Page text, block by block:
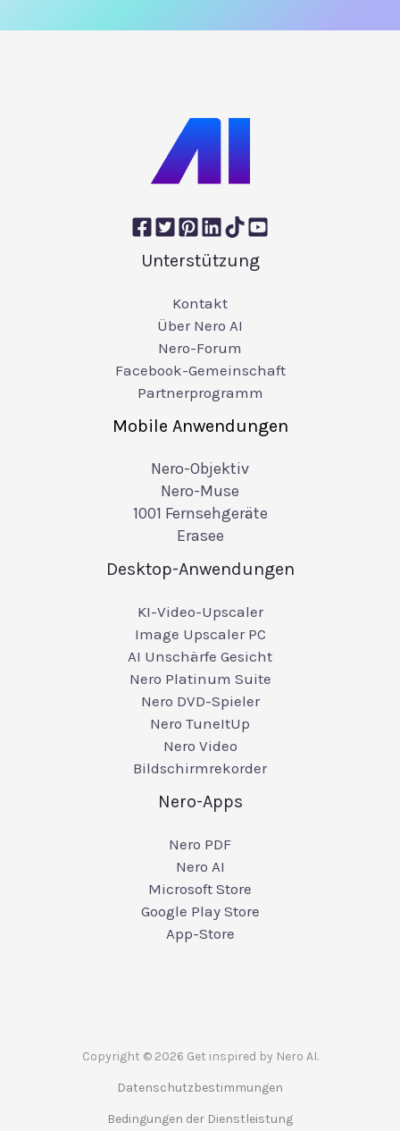
Unterstützung
Kontakt
Über Nero AI
Nero-Forum
Facebook-Gemeinschaft
Partnerprogramm
Mobile Anwendungen
Nero-Objektiv
Nero-Muse
1001 Fernsehgeräte
Erasee
Desktop-Anwendungen
KI-Video-Upscaler
Image Upscaler PC
AI Unschärfe Gesicht
Nero Platinum Suite
Nero DVD-Spieler
Nero TuneItUp
Nero Video
Bildschirmrekorder
Nero-Apps
Nero PDF
Nero AI
Microsoft Store
Google Play Store
App-Store
Copyright © 2026 Get inspired by Nero AI.
Datenschutzbestimmungen
Bedingungen der Dienstleistung